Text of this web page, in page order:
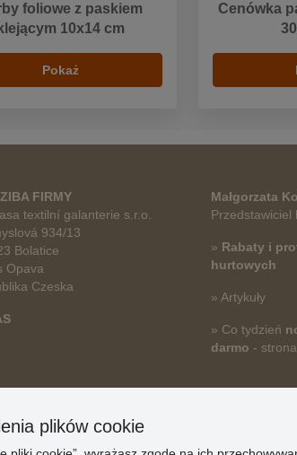
foliowe z paskiem
klejącym 10x14 cm
Pokaż
Cenówka
FIRMY
textilní galanterie s.r.o.
934/13
Bolatice
Opava
Czeska
Małgorzata
Przedstawiciel
» Rabaty i
hurtowych
» Artykuły
» Co tydzień
darmo -
plików cookie